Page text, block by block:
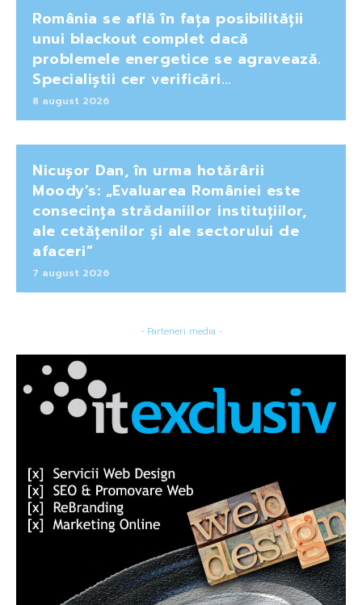
România se află în fața posibilității
unui blackout complet dacă
problemele energetice se agravează.
Specialiștii cer verificări…
8 august 2026
Nicușor Dan, în urma hotărârii
Moody’s: „Evaluarea României este
consecința strădaniilor instituțiilor,
ale cetățenilor și ale sectorului de
afaceri”
7 august 2026
- Parteneri media -